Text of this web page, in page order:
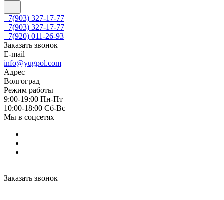
+7(903) 327-17-77
+7(903) 327-17-77
+7(920) 011-26-93
Заказать звонок
E-mail
info@yugpol.com
Адрес
Волгоград
Режим работы
9:00-19:00 Пн-Пт
10:00-18:00 Cб-Вс
Мы в соцсетях
Заказать звонок